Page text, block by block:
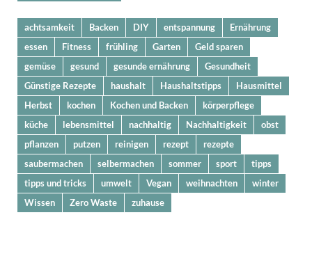
achtsamkeit Backen DIY entspannung
Ernährung
essen
Fitness frühling Garten
Geld sparen
gemüse
gesund gesunde ernährung
Gesundheit
Günstige Rezepte
haushalt Haushaltstipps
Hausmittel
Herbst
kochen Kochen und Backen
körperpflege
küche
lebensmittel nachhaltig Nachhaltigkeit
obst
pflanzen
putzen reinigen rezept
rezepte
saubermachen
selbermachen sommer sport
tipps
tipps und tricks
umwelt Vegan weihnachten
winter
Wissen
Zero Waste zuhause